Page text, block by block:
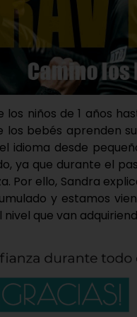
niños de 1 años
bebés aprenden
idioma desde
ya que durante el
Por ello, Sandra
y estamos
que van